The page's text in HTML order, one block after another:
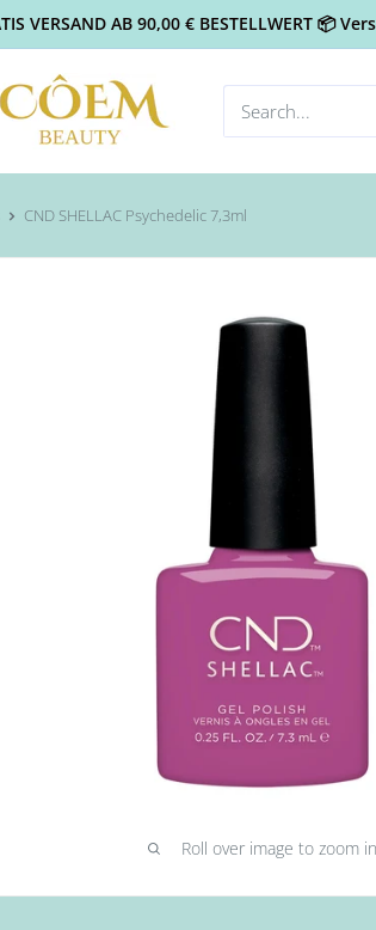
VERSAND AB 90,00 € BESTELLWERT
CND SHELLAC Psychedelic 7,3ml
Roll over image to zoom in